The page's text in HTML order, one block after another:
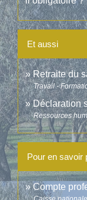
Et aussi
Retraite du
Travail -
Déclaration
Ressources
Pour en savoir
Compte